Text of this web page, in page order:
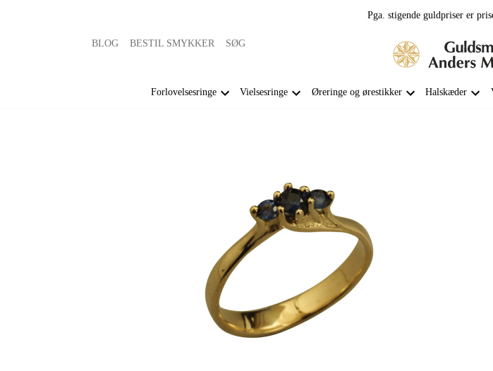
Pga. stigende guldpriser er
BLOG BESTIL SMYKKER SØG
Forlovelsesringe Vielsesringe Øreringe og ørestikker Halskæder